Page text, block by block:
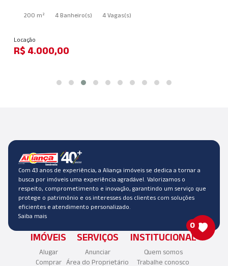
200 m² 4 Banheiro(s) 4 Vagas(s)
Locação
R$ 4.000,00
Com 43 anos de experiência, a Aliança imóveis se dedica a tornar a
busca por imóveis uma experiência agradável. Valorizamos o
respeito, comprometimento e inovação, garantindo um serviço que
protege o patrimônio e os interesses dos clientes com soluções
eficientes e atendimento personalizado.
Saiba mais
IMÓVEIS
Alugar
Comprar
SERVIÇOS
Anunciar
Área do Proprietário
INSTITUCIONAL
Quem somos
Trabalhe conosco
0